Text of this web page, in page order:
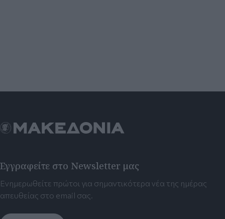
Εγγραφείτε στο Newsletter μας
Ενημερωθείτε πρώτοι για σημαντικότερα νέα της ημέρας
απευθείας στο email σας.